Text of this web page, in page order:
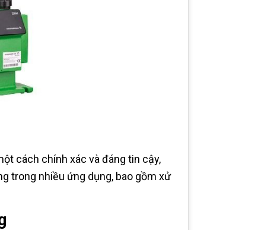
cách chính xác và đáng tin cậy,
trong nhiều ứng dụng, bao gồm xử